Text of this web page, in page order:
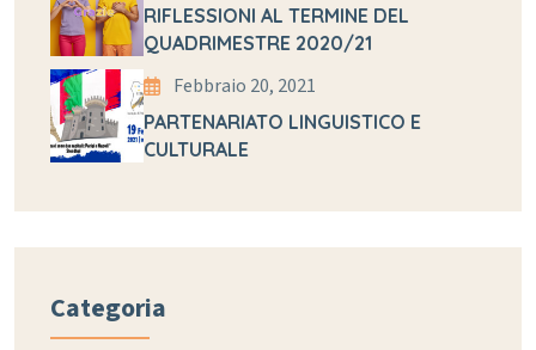
RIFLESSIONI AL TERMINE DEL
QUADRIMESTRE 2020/21
Febbraio 20, 2021
PARTENARIATO LINGUISTICO E
CULTURALE
Categoria